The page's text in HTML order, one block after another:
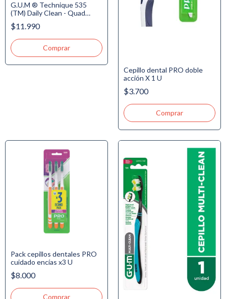
G.U.M ® Technique 535
(TM) Daily Clean - Quad
Grip(TM) - Cepillo Suave
$11.990
Cepillo dental PRO doble
acción X 1 U
$3.700
Pack cepillos dentales PRO
cuidado encías x3 U
$8.000